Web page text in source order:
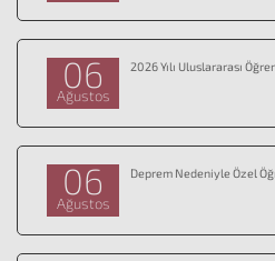
06
Ağustos
2026 Yılı Uluslararası
06
Ağustos
Deprem Nedeniyle Özel